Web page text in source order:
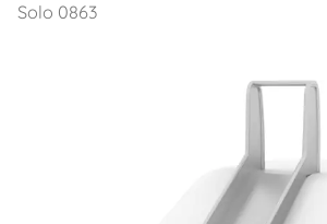
Solo 0863